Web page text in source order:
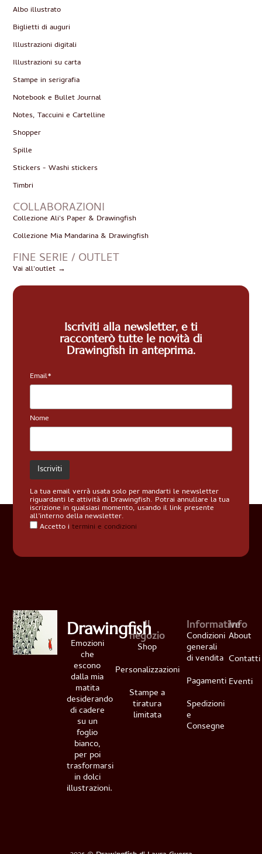
Albo illustrato
Biglietti di auguri
Illustrazioni digitali
Illustrazioni su carta
Stampe in serigrafia
Notebook e Bullet Journal
Notes, Taccuini e Cartelline
Shopper
Spille
Stickers - Washi stickers
Timbri
COLLABORAZIONI
Collezione Ali's Paper & Drawingfish
Collezione Mia Mandarina & Drawingfish
FINE SERIE / OUTLET
Vai all'outlet →
Iscriviti alla newsletter, e ti
racconterò tutte le novità di
Drawingfish in anteprima.
Email*
Nome
La tua email verrà usata solo per mandarti le newsletter
riguardanti le attività di Drawingfish. Potrai annullare la tua
iscrizione in qualsiasi momento, usando il link presente
all’interno della newsletter.
Accetto itermini e condizioni
Drawingfish
Emozioni
che
escono
dalla mia
matita
desiderando
di cadere
su un
foglio
bianco,
per poi
trasformarsi
in dolci
illustrazioni.
Il
negozio
Shop
Personalizzazioni
Stampe a
tiratura
limitata
Informative
Condizioni
generali
di vendita
Pagamenti
Spedizioni
e
Consegne
Info
About
Contatti
Eventi